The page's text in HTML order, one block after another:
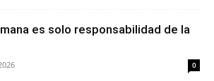
es solo responsabilidad de la
0